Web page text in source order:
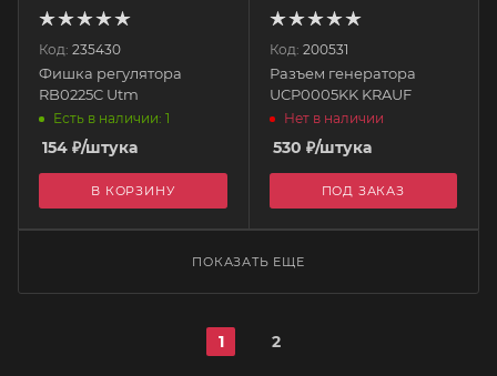
Код: 235430
Фишка регулятора
RB0225C Utm
Есть в наличии: 1
154 ₽/штука
В КОРЗИНУ
Код: 200531
Разъем генератора
UCP0005KK KRAUF
Нет в наличии
530 ₽/штука
ПОД ЗАКАЗ
ПОКАЗАТЬ ЕЩЕ
1 2